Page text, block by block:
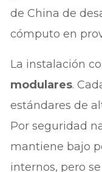
de China de
cómputo en
La instalación
modulares.
estándares de
Por seguridad
mantiene bajo
internos, pero